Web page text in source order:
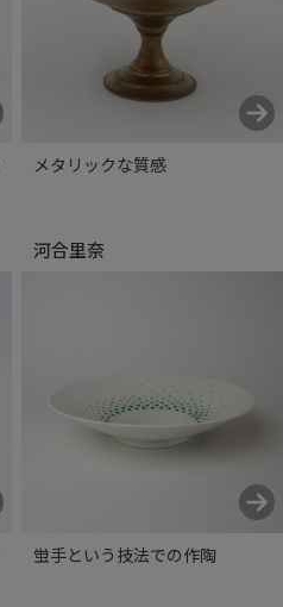
メタリックな質感
河合里奈
蛍手という技法での作陶